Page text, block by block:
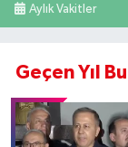
Aylık Vakitler
Geçen Yıl